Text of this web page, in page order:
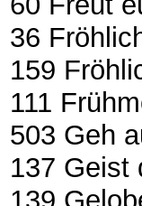
36
159
111
503 Geh
137 Geist